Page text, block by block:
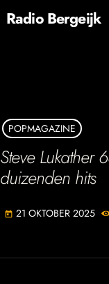
Radio Bergeijk
POPMAGAZINE
Steve Lukather
duizenden hits
today 21 OKTOBER 2025